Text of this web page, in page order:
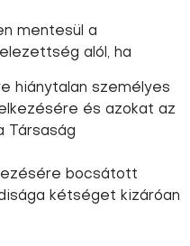
mentesül a
alól, ha
hiánytalan személyes
és azokat az
Társaság
bocsátott
kétséget kizáróan